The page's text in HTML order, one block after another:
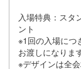
入場特典：スタ
ント
※1回の入場につ
お渡しになります
※デザインは全会